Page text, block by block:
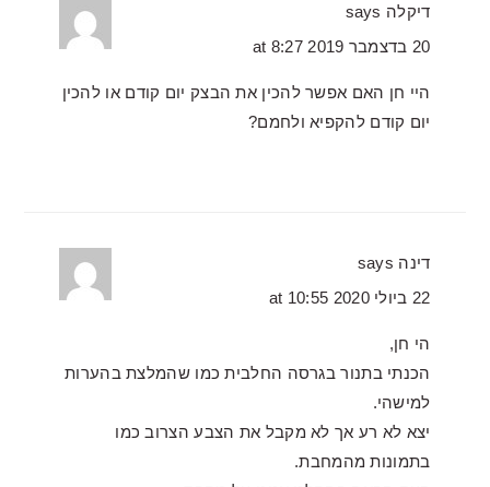
דיקלה says
20 בדצמבר 2019 at 8:27
היי חן האם אפשר להכין את הבצק יום קודם או להכין
יום קודם להקפיא ולחמם?
דינה says
22 ביולי 2020 at 10:55
הי חן,
הכנתי בתנור בגרסה החלבית כמו שהמלצת בהערות
למישהי.
יצא לא רע אך לא מקבל את הצבע הצרוב כמו
בתמונות מהמחבת.